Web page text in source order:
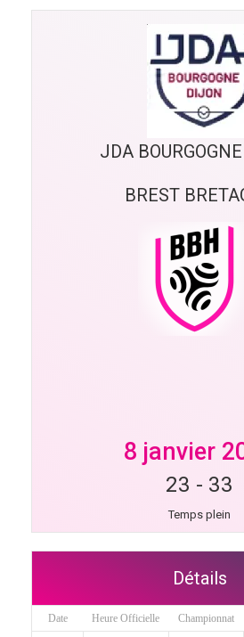
JDA
BREST
8 janvier
23 - 33
Temps plein
Détails
Date Heure Officielle Championnat